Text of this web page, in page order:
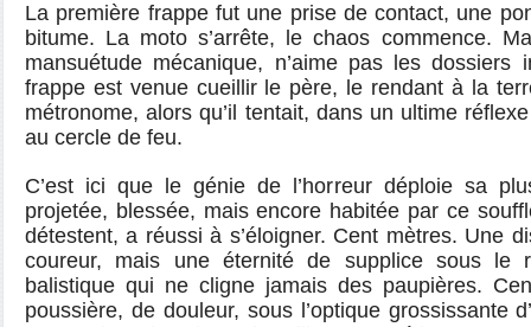
La première frappe fut une prise de contact, une
bitume. La moto s’arrête, le chaos commence.
mansuétude mécanique, n’aime pas les dossiers
frappe est venue cueillir le père, le rendant à la
métronome, alors qu’il tentait, dans un ultime
au cercle de feu.
C’est ici que le génie de l’horreur déploie sa
projetée, blessée, mais encore habitée par ce
détestent, a réussi à s’éloigner. Cent mètres. Une
coureur, mais une éternité de supplice sous le
balistique qui ne cligne jamais des paupières.
poussière, de douleur, sous l’optique grossissante